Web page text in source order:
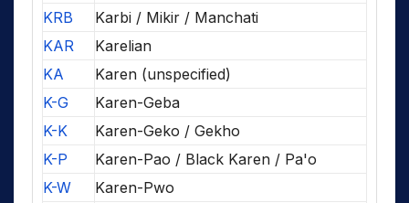
KRB
Karbi / Mikir / Manchati
KAR
Karelian
KA
Karen (unspecified)
K-G
Karen-Geba
K-K
Karen-Geko / Gekho
K-P
Karen-Pao / Black Karen / Pa'o
K-W
Karen-Pwo